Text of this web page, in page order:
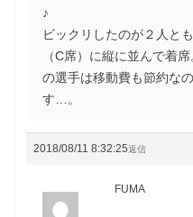
♪
ビックリしたのが２人と
（C席）に縦に並んで着
の選手は移動費も節約な
す…。
2018/08/11 8:32:25返信
FUMA